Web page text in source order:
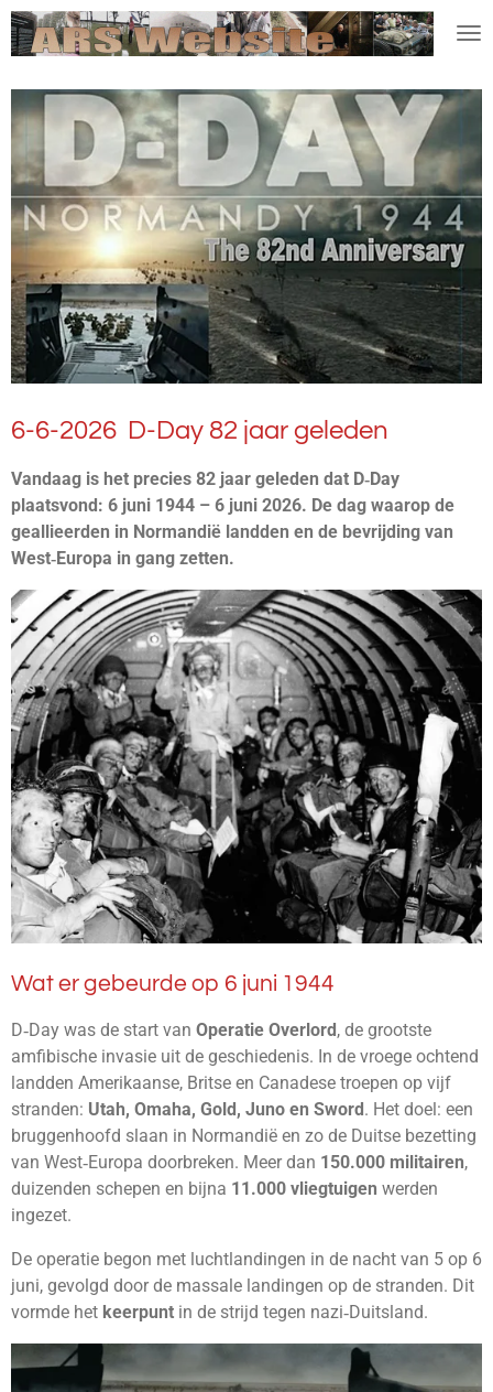
Ga
direct
de
hoofdinhoud
6-6-2026 D-Day 82 jaar geleden
Vandaag is het precies 82 jaar geleden dat D‑Day
plaatsvond: 6 juni 1944 – 6 juni 2026. De dag waarop de
geallieerden in Normandië landden en de bevrijding van
West‑Europa in gang zetten.
Wat er gebeurde op 6 juni 1944
D‑Day was de start van Operatie Overlord, de grootste
amfibische invasie uit de geschiedenis. In de vroege ochtend
landden Amerikaanse, Britse en Canadese troepen op vijf
stranden: Utah, Omaha, Gold, Juno en Sword. Het doel: een
bruggenhoofd slaan in Normandië en zo de Duitse bezetting
van West‑Europa doorbreken. Meer dan 150.000 militairen,
duizenden schepen en bijna 11.000 vliegtuigen werden
ingezet.
De operatie begon met luchtlandingen in de nacht van 5 op 6
juni, gevolgd door de massale landingen op de stranden. Dit
vormde het keerpunt in de strijd tegen nazi‑Duitsland.